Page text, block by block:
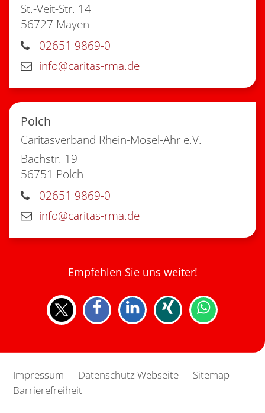
St.-Veit-Str. 14
56727 Mayen
02651 9869-0
info@caritas-rma.de
Polch
Caritasverband Rhein-Mosel-Ahr e.V.
Bachstr. 19
56751 Polch
02651 9869-0
info@caritas-rma.de
Empfehlen Sie uns weiter!
Impressum Datenschutz Webseite
Sitemap
Barrierefreiheit